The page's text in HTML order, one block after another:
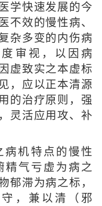
学快速发展的今
不效的慢性病、
杂多变的内伤病
审视，以因病
虚致实之本虚标
，应以正本清源
的治疗原则，强
灵活应用攻、补
机特点的慢性
精气亏虚为病之
郁滞为病之标，
，兼以清（邪